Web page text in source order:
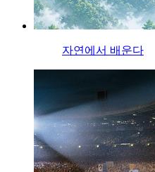
자연에서 배운다